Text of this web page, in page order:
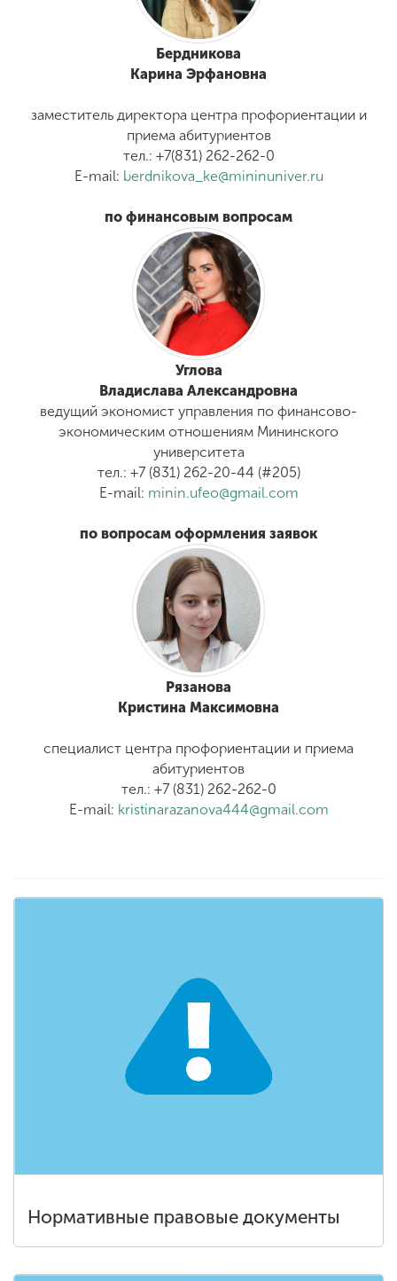
Бердникова
Карина Эрфановна
заместитель директора центра профориентации и
приема абитуриентов
тел.: +7(831) 262-262-0
E-mail: berdnikova_ke@mininuniver.ru
по финансовым вопросам
Углова
Владислава Александровна
ведущий экономист управления по финансово-
экономическим отношениям Мининского
университета
тел.: +7 (831) 262-20-44 (#205)
E-mail: minin.ufeo@gmail.com
по вопросам оформления заявок
Рязанова
Кристина Максимовна
специалист центра профориентации и приема
абитуриентов
тел.: +7 (831) 262-262-0
E-mail: kristinarazanova444@gmail.com
Нормативные правовые документы